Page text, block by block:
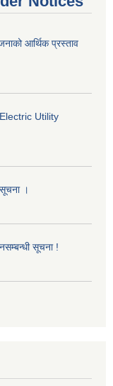
आर्थिक प्रस्ताव
Electric Utility
।
सूचना !